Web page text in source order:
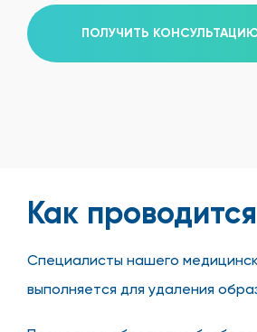
ПОЛУЧИТЬ
Как
Специалисты нашего
выполняется для удаления